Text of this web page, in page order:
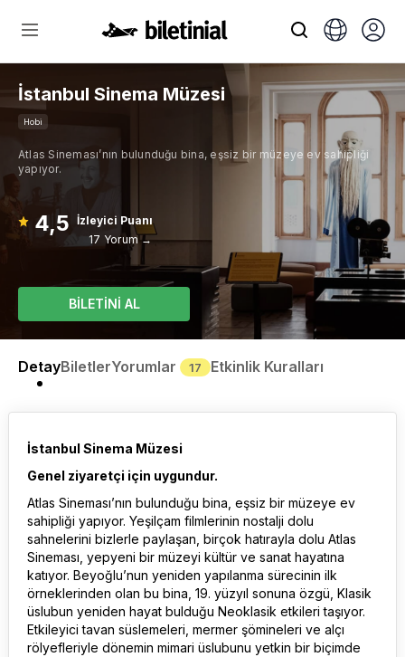
İstanbul Sinema Müzesi
Hobi
Atlas Sineması’nın bulunduğu bina, eşsiz bir müzeye ev sahipliği
yapıyor.
4,5 İzleyici Puanı
17 Yorum →
BİLETİNİ AL
DetayBiletlerYorumlar 17 Etkinlik Kuralları
İstanbul Sinema Müzesi
Genel ziyaretçi için uygundur.
Atlas Sineması’nın bulunduğu bina, eşsiz bir müzeye ev
sahipliği yapıyor. Yeşilçam filmlerinin nostalji dolu
sahnelerini bizlerle paylaşan, birçok hatırayla dolu Atlas
Sineması, yepyeni bir müzeyi kültür ve sanat hayatına
katıyor. Beyoğlu’nun yeniden yapılanma sürecinin ilk
örneklerinden olan bu bina, 19. yüzyıl sonuna özgü, Klasik
üslubun yeniden hayat bulduğu Neoklasik etkileri taşıyor.
Etkileyici tavan süslemeleri, mermer şömineleri ve alçı
rölyefleriyle dönemin mimari üslubunu yetkin bir biçimde